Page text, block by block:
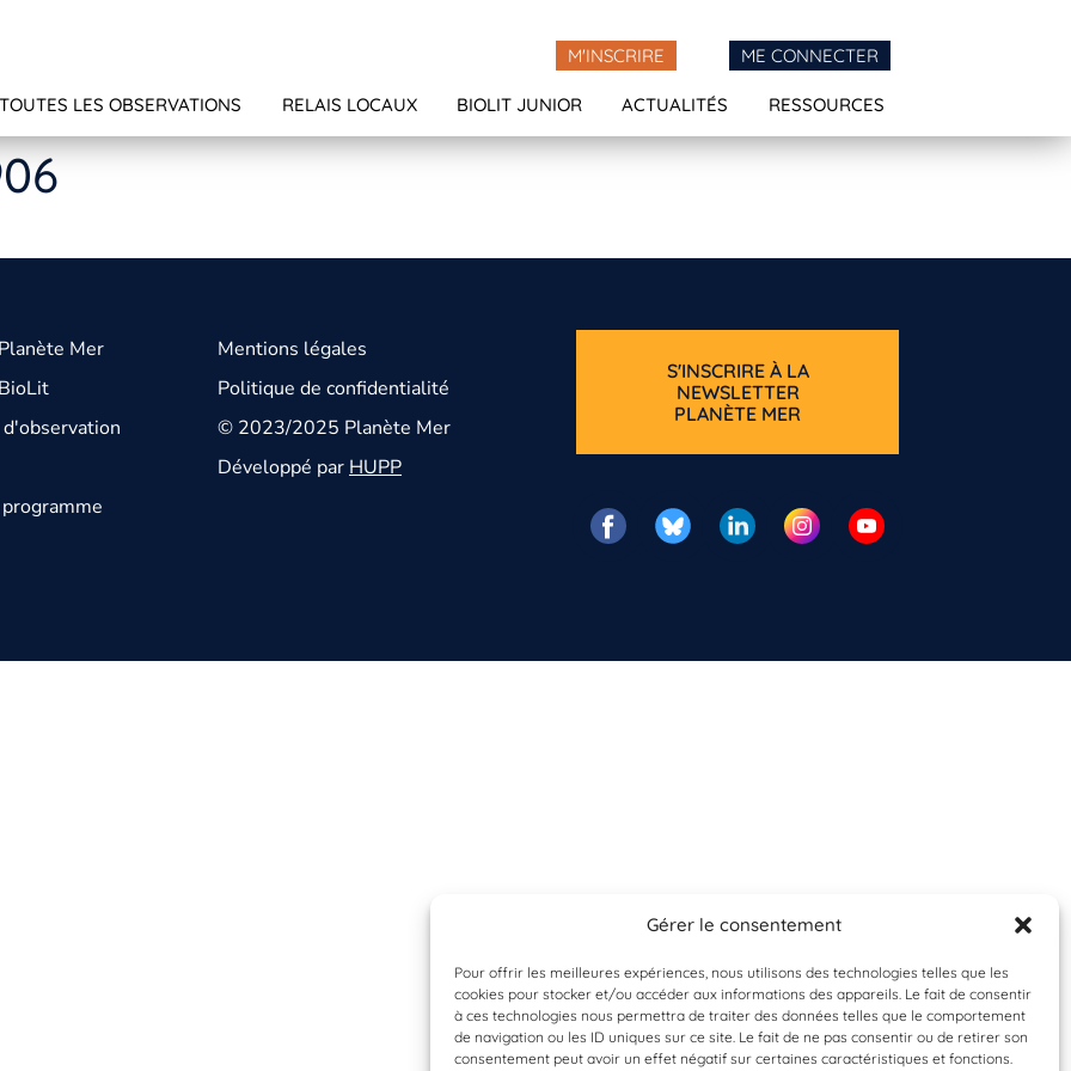
Gérer le consentement
Pour offrir les meilleures expériences, nous utilisons des technologies telles que les
cookies pour stocker et/ou accéder aux informations des appareils. Le fait de consentir
à ces technologies nous permettra de traiter des données telles que le comportement
de navigation ou les ID uniques sur ce site. Le fait de ne pas consentir ou de retirer son
consentement peut avoir un effet négatif sur certaines caractéristiques et fonctions.
M'INSCRIRE ME CONNECTER
TOUTES LES OBSERVATIONS RELAIS LOCAUX BIOLIT JUNIOR ACTUALITÉS RESSOURCES
Mer
Mentions légales
Politique de confidentialité
© 2023/2025 Planète Mer
Développé parHUPP
S'INSCRIRE À LA
NEWSLETTER
PLANÈTE MER